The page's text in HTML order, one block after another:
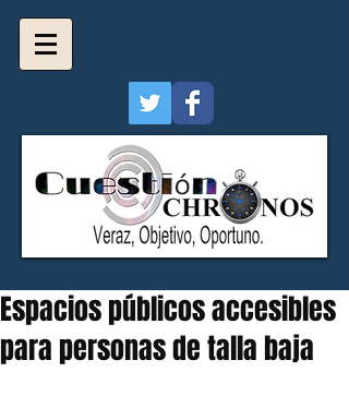
Espacios públicos accesibles
para personas de talla baja